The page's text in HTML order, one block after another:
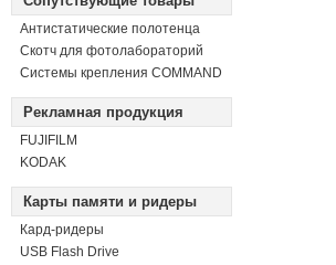
Антистатические полотенца
Скотч для фотолабораторий
Системы крепления COMMAND
Рекламная продукция
FUJIFILM
KODAK
Карты памяти и ридеры
Кард-ридеры
USB Flash Drive